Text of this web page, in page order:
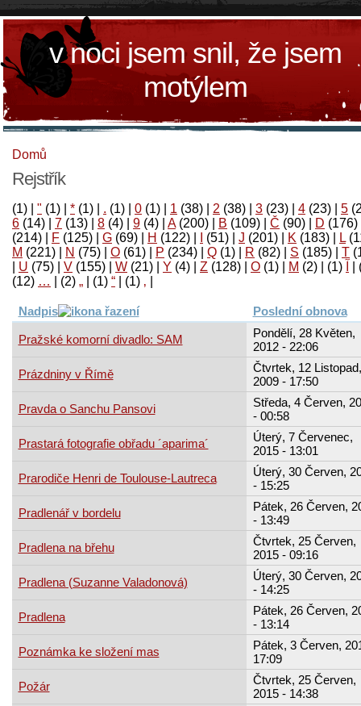
v noci jsem snil, že jsem
motýlem
Domů
Rejstřík
(1) " (1) * (1) . (1) 0 (1) 1 (38) 2 (38) 3 (23) 4 (23) 5
6 (14) 7 (13) 8 (4) 9 (4) A(200) B (109) Č (90) D (176)
(214)
F (125) G (69) H (122) (51) J (201) K (183) L
M (221) N (75) O (61) P (234) Q (1) R (82) S (185) T
U (75) V (155) W (21) Y (4) Z (128) Ο (1) М (2)
(1)
‚
(1)
“
(1)
„
(2)
…
(12)
Nadpis Poslední obnova
Pražské komorní divadlo: SAM
Pondělí, 28 Květen,
2012 - 22:06
Prázdniny v Římě
Čtvrtek, 12 Listopad,
2009 - 17:50
Pravda o Sanchu Pansovi
Středa, 4 Červen,
- 00:58
Prastará fotografie obřadu ´aparima´
Úterý, 7 Červenec,
2015 - 13:01
Prarodiče Henri de Toulouse-Lautreca
Úterý, 30 Červen,
- 15:25
Pradlenář v bordelu
Pátek, 26 Červen,
- 13:49
Pradlena na břehu
Čtvrtek, 25 Červen,
2015 - 09:16
Pradlena (Suzanne Valadonová)
Úterý, 30 Červen,
- 14:25
Pradlena
Pátek, 26 Červen,
- 13:14
Poznámka ke složení mas
Pátek, 3 Červen,
17:09
Požár
Čtvrtek, 25 Červen,
2015 - 14:38